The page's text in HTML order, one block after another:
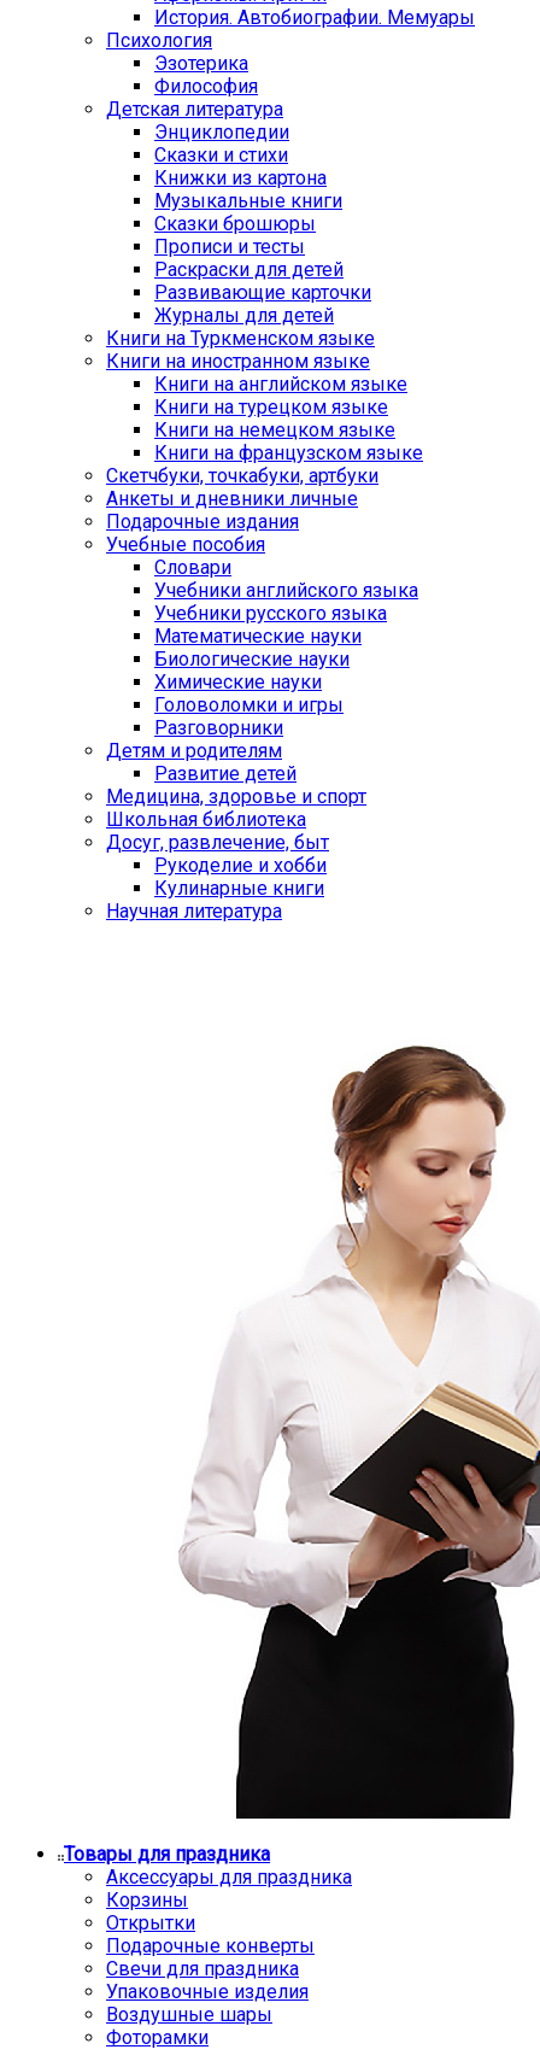
История. Автобиографии. Мемуары
Психология
Эзотерика
Философия
Детская литература
Энциклопедии
Сказки и стихи
Книжки из картона
Музыкальные книги
Сказки брошюры
Прописи и тесты
Раскраски для детей
Развивающие карточки
Журналы для детей
Книги на Туркменском языке
Книги на иностранном языке
Книги на английском языке
Книги на турецком языке
Книги на немецком языке
Книги на французском языке
Cкетчбуки, точкабуки, артбуки
Анкеты и дневники личные
Подарочные издания
Учебные пособия
Словари
Учебники английского языка
Учебники русского языка
Математические науки
Биологические науки
Химические науки
Головоломки и игры
Разговорники
Детям и родителям
Развитие детей
Медицина, здоровье и спорт
Школьная библиотека
Досуг, развлечение, быт
Рукоделие и хобби
Кулинарные книги
Научная литература
Товары для праздника
Аксессуары для праздника
Корзины
Открытки
Подарочные конверты
Свечи для праздника
Упаковочные изделия
Воздушные шары
Фоторамки